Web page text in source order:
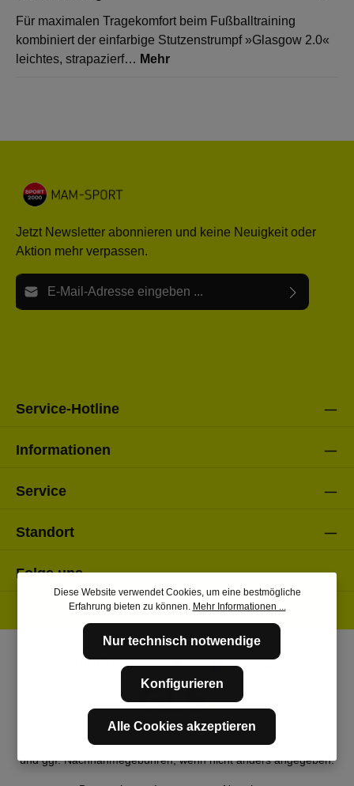
Für maximalen Tragekomfort beim Fußballtraining
kombiniert der einfarbige Stutzenstrumpf »Glasgow 2.0«
leichtes, strapazierf… Mehr
Jetzt Newsletter abonnieren und keine Neuigkeit oder
Aktion mehr verpassen.
E-Mail-Adresse*
Service-Hotline
Informationen
Service
Standort
Folge uns
* Alle Preise inkl. gesetzl. Mehrwertsteuer zzgl.Versandkosten
und ggf. Nachnahmegebühren, wenn nicht anders angegeben.
Diese Website verwendet Cookies, um eine bestmögliche
Erfahrung bieten zu können. Mehr Informationen ...
Nur technisch notwendige
Konfigurieren
Alle Cookies akzeptieren